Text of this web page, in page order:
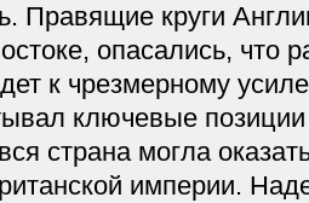
Правящие круги
опасались, что
к чрезмерному
ключевые
страна могла
империи.